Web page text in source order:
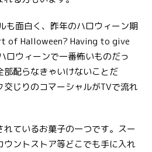
も面白く、昨年のハロウィーン期
of Halloween? Having to give
ロウィーンで一番怖いものだっ
部配らなきゃいけないことだ
じりのコマーシャルがTVで流れ
ているお菓子の一つです。スー
ントストア等どこでも手に入れ